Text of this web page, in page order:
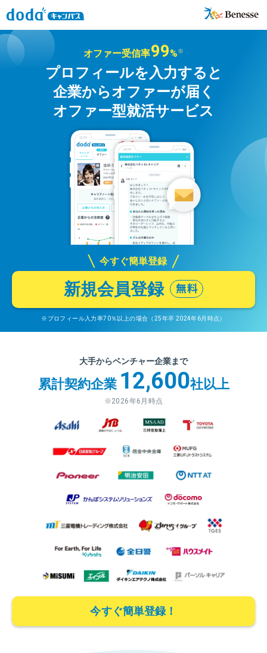
オファー受信率99%※
プロフィールを入力すると
企業からオファーが届く
オファー型就活サービス
今すぐ簡単登録
新規会員登録
※プロフィール入力率70％以上の場合（25年卒 2024年6月時点）
大手からベンチャー企業まで
累計契約企業 12,600社以上
※2026年6月時点
今すぐ簡単登録！